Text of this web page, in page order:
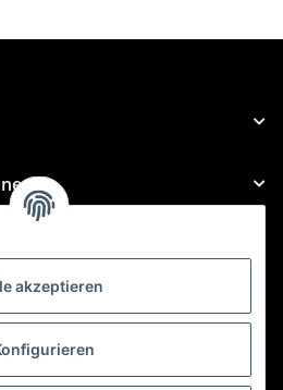
akzeptieren
Custom Bestellungen auch